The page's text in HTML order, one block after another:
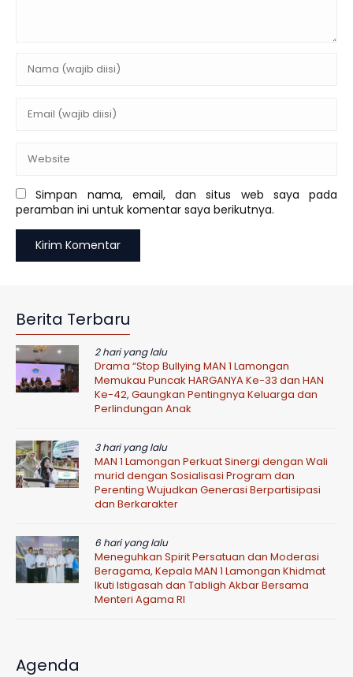
Simpan nama, email, dan situs web saya pada
peramban ini untuk komentar saya berikutnya.
Berita Terbaru
2 hari yang lalu
Drama “Stop Bullying MAN 1 Lamongan
Memukau Puncak HARGANYA Ke-33 dan HAN
Ke-42, Gaungkan Pentingnya Keluarga dan
Perlindungan Anak
3 hari yang lalu
MAN 1 Lamongan Perkuat Sinergi dengan Wali
murid dengan Sosialisasi Program dan
Perenting Wujudkan Generasi Berpartisipasi
dan Berkarakter
6 hari yang lalu
Meneguhkan Spirit Persatuan dan Moderasi
Beragama, Kepala MAN 1 Lamongan Khidmat
Ikuti Istigasah dan Tabligh Akbar Bersama
Menteri Agama RI
Agenda